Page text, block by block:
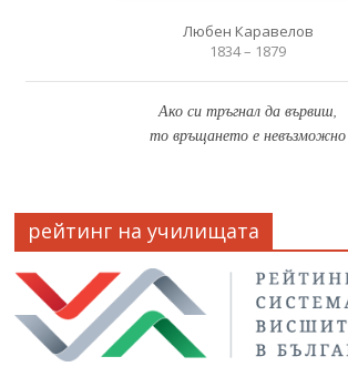
Любен Каравелов
1834 – 1879
Ако си тръгнал да вървиш,
то връщането е невъзможно
рейтинг на училищата